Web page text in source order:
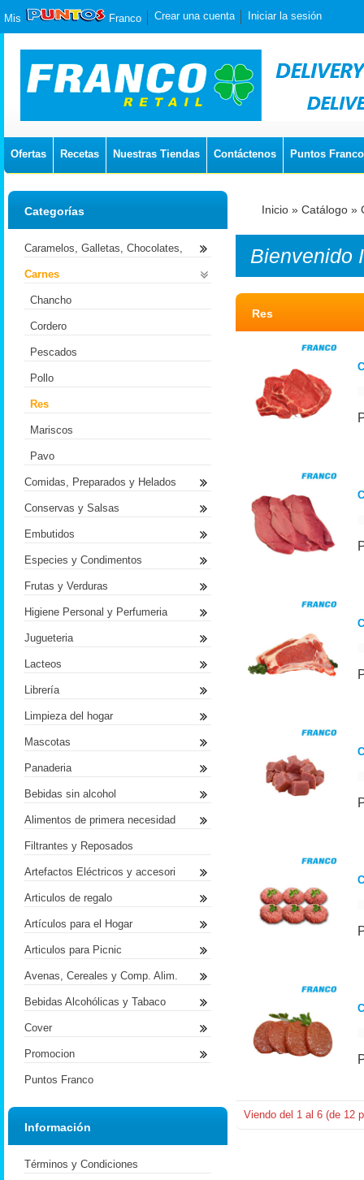
Mis Franco Crear una cuenta Iniciar la sesión
Ofertas Recetas Nuestras Tiendas Contáctenos Puntos Franco
Inicio » Catálogo »
Bienvenido
Res
Viendo del 1 al 6 (de 12
Categorías
Caramelos, Galletas, Chocolates,
Carnes
Chancho
Cordero
Pescados
Pollo
Res
Mariscos
Pavo
Comidas, Preparados y Helados
Conservas y Salsas
Embutidos
Especies y Condimentos
Frutas y Verduras
Higiene Personal y Perfumeria
Jugueteria
Lacteos
Librería
Limpieza del hogar
Mascotas
Panaderia
Bebidas sin alcohol
Alimentos de primera necesidad
Filtrantes y Reposados
Artefactos Eléctricos y accesori
Articulos de regalo
Artículos para el Hogar
Articulos para Picnic
Avenas, Cereales y Comp. Alim.
Bebidas Alcohólicas y Tabaco
Cover
Promocion
Puntos Franco
Información
Términos y Condiciones